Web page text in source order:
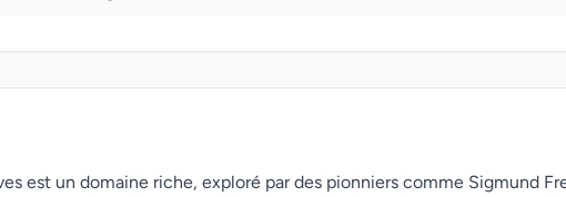
est un domaine riche, exploré par des pionniers comme Sigmund